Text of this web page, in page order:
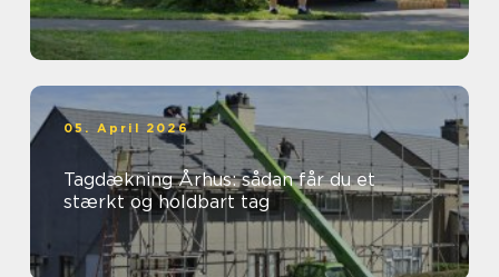
05. April 2026
Tagdækning Århus: sådan får du et
stærkt og holdbart tag